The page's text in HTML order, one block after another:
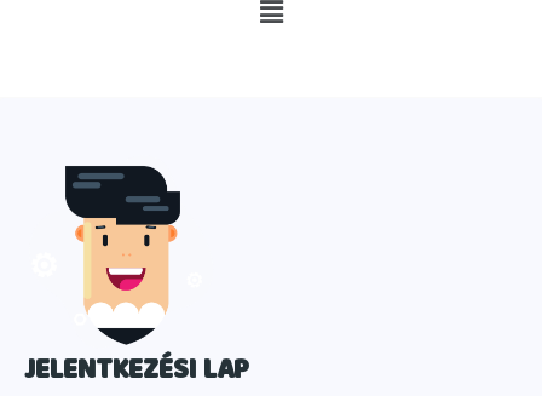
JELENTKEZÉSI LAP